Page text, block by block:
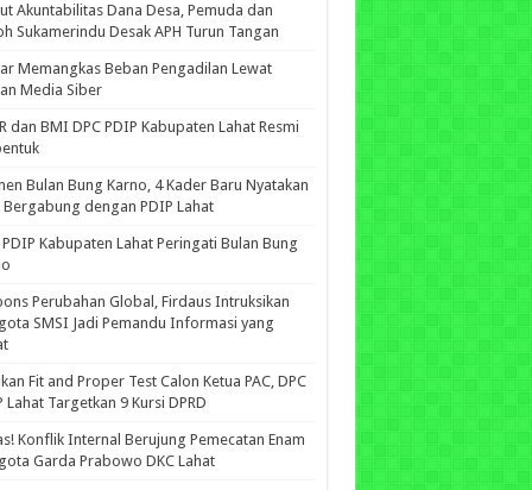
Akuntabilitas Dana Desa, Pemuda dan
Sukamerindu Desak APH Turun Tangan
Memangkas Beban Pengadilan Lewat
Media Siber
dan BMI DPC PDIP Kabupaten Lahat Resmi
Bulan Bung Karno, 4 Kader Baru Nyatakan
Bergabung dengan PDIP Lahat
PDIP Kabupaten Lahat Peringati Bulan Bung
Perubahan Global, Firdaus Intruksikan
SMSI Jadi Pemandu Informasi yang
Fit and Proper Test Calon Ketua PAC, DPC
Lahat Targetkan 9 Kursi DPRD
Konflik Internal Berujung Pemecatan Enam
Garda Prabowo DKC Lahat